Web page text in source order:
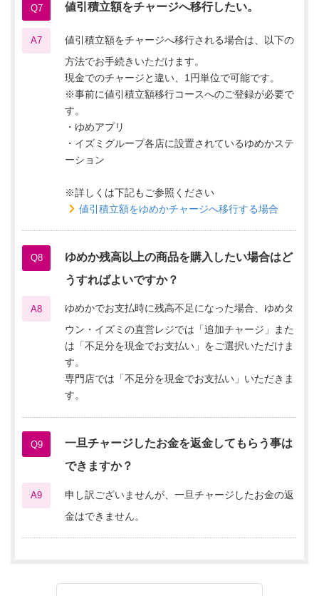
Q7 値引積立額をチャージへ移行したい。
A7
値引積立額をチャージへ移行される場合は、以下の
方法でお手続きいただけます。
現金でのチャージと違い、1円単位で可能です。
※事前に値引積立額移行コースへのご登録が必要で
す。
・ゆめアプリ
・イズミグループ各店に設置されているゆめかステ
ーション
※詳しくは下記もご参照ください
値引積立額をゆめかチャージへ移行する場合
Q8
ゆめか残高以上の商品を購入したい場合はど
うすればよいですか？
A8
ゆめかでお支払時に残高不足になった場合、ゆめタ
ウン・イズミの直営レジでは「追加チャージ」また
は「不足分を現金でお支払い」をご選択いただけま
す。
専門店では「不足分を現金でお支払い」いただきま
す。
Q9
一旦チャージしたお金を返金してもらう事は
できますか？
A9
申し訳ございませんが、一旦チャージしたお金の返
金はできません。